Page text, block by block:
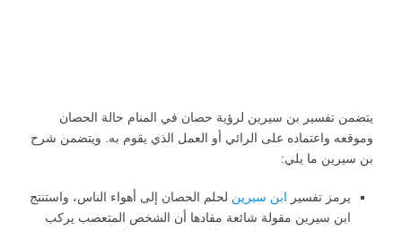
يتضمن تفسير بن سيرين لرؤية حصان في المنام حالة الحصان
وموقعه واعتماده على الرائي أو العمل الذي يقوم به. ويتضمن شرح
بن سيرين ما يلي:
يرمز تفسير ابن سيرين لحلم الحصان إلى أهواء الناس، واستنتج
ابن سيرين مقولة شائعة مفادها أن الشخص المتعصب يركب